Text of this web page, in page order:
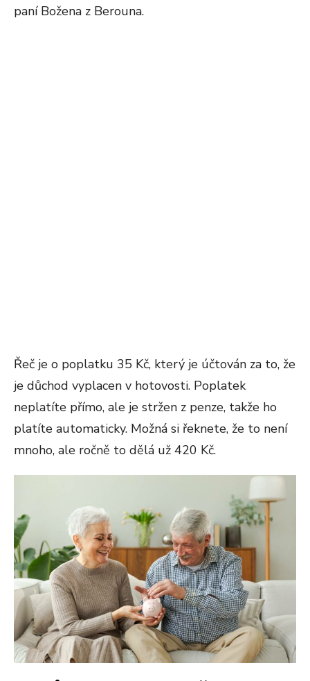
paní Božena z Berouna.
Řeč je o poplatku 35 Kč, který je účtován za to, že
je důchod vyplacen v hotovosti. Poplatek
neplatíte přímo, ale je stržen z penze, takže ho
platíte automaticky. Možná si řeknete, že to není
mnoho, ale ročně to dělá už 420 Kč.